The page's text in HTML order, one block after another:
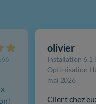
olivier
Installation 6,1
Optimisation
mai 2026
Client chez